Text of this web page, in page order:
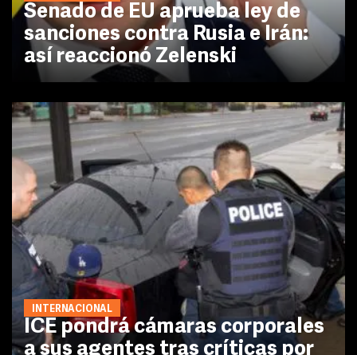
Senado de EU aprueba ley de
sanciones contra Rusia e Irán:
así reaccionó Zelenski
INTERNACIONAL
ICE pondrá cámaras corporales
a sus agentes tras críticas por